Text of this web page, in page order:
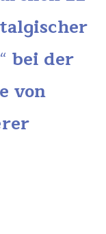
“ bei der
von